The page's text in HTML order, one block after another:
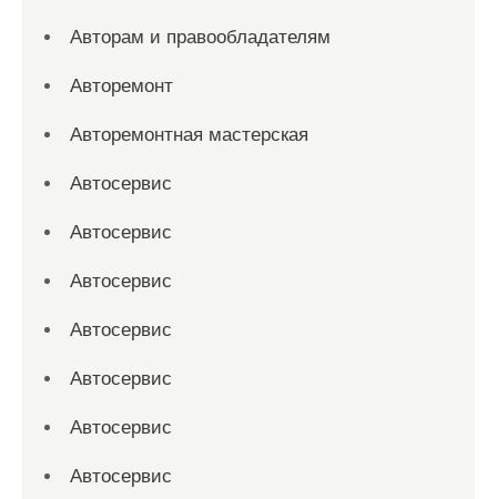
Авторам и правообладателям
Авторемонт
Авторемонтная мастерская
Автосервис
Автосервис
Автосервис
Автосервис
Автосервис
Автосервис
Автосервис